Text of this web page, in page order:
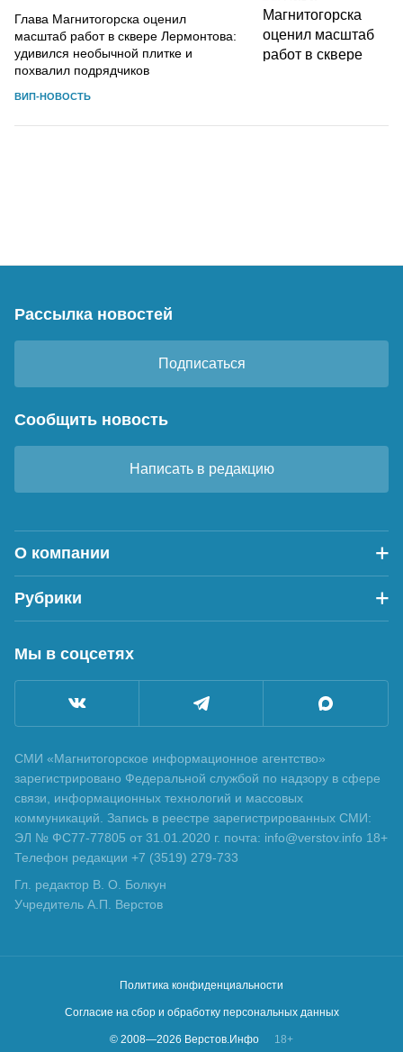
Глава Магнитогорска оценил
масштаб работ в сквере Лермонтова:
удивился необычной плитке и
похвалил подрядчиков
ВИП-НОВОСТЬ
Рассылка новостей
Подписаться
Сообщить новость
Написать в редакцию
О компании
Рубрики
Мы в соцсетях
СМИ «Магнитогорское информационное агентство»
зарегистрировано Федеральной службой по надзору в сфере
связи, информационных технологий и массовых
коммуникаций. Запись в реестре зарегистрированных СМИ:
ЭЛ № ФС77-77805 от 31.01.2020 г. почта: info@verstov.info 18+
Телефон редакции +7 (3519) 279-733
Гл. редактор В. О. Болкун
Учредитель А.П. Верстов
Политика конфиденциальности
Согласие на сбор и обработку персональных данных
© 2008—2026 Верстов.Инфо 18+